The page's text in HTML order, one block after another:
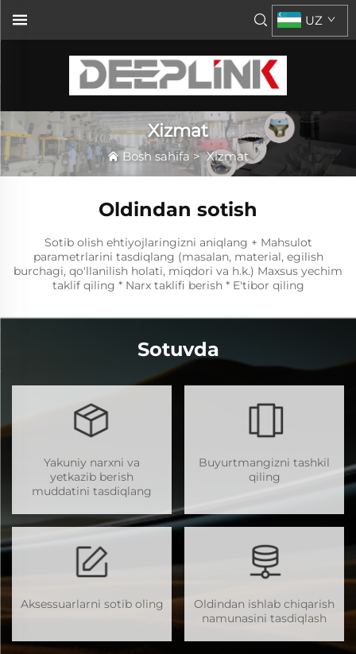
UZ
Xizmat
Bosh sahifa >Xizmat
Oldindan sotish
Sotib olish ehtiyojlaringizni aniqlang + Mahsulot
parametrlarini tasdiqlang (masalan, material, egilish
burchagi, qo'llanilish holati, miqdori va h.k.) Maxsus yechim
taklif qiling * Narx taklifi berish * E'tibor qiling
Sotuvda
Yakuniy narxni va
yetkazib berish
muddatini tasdiqlang
Buyurtmangizni tashkil
qiling
Aksessuarlarni sotib oling
Oldindan ishlab chiqarish
namunasini tasdiqlash